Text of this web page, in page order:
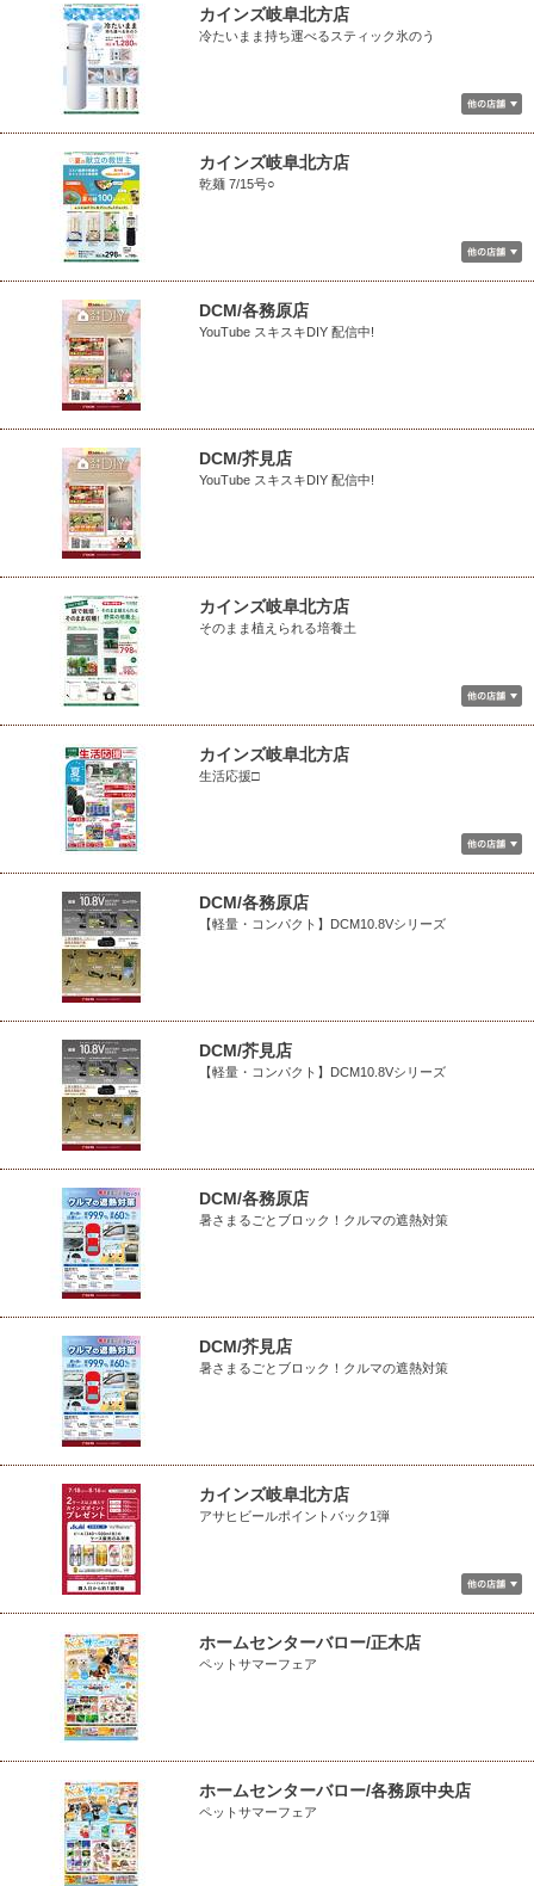
カインズ岐阜北方店
冷たいまま持ち運べるスティック氷のう
カインズ岐阜北方店
乾麺 7/15号○
DCM/各務原店
YouTube スキスキDIY 配信中!
DCM/芥見店
YouTube スキスキDIY 配信中!
カインズ岐阜北方店
そのまま植えられる培養土
カインズ岐阜北方店
生活応援□
DCM/各務原店
【軽量・コンパクト】DCM10.8Vシリーズ
DCM/芥見店
【軽量・コンパクト】DCM10.8Vシリーズ
DCM/各務原店
暑さまるごとブロック！クルマの遮熱対策
DCM/芥見店
暑さまるごとブロック！クルマの遮熱対策
カインズ岐阜北方店
アサヒビールポイントバック1弾
ホームセンターバロー/正木店
ペットサマーフェア
ホームセンターバロー/各務原中央店
ペットサマーフェア